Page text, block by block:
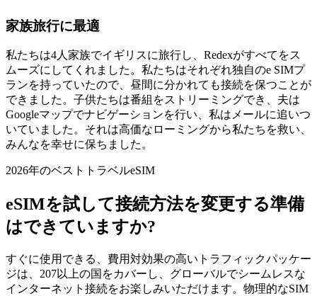
家族旅行に最適
私たちは4人家族でイギリスに旅行し、Redexがすべてをス
ムーズにしてくれました。私たちはそれぞれ独自のe SIMプ
ランを持っていたので、昼間に分かれても接続を保つことが
できました。子供たちは番組をストリーミングでき、夫は
Googleマップでナビゲーションを行い、私はメールに追いつ
いていました。それは高価なローミングから私たちを救い、
みんなを幸せに保ちました。
2026年のベストトラベルeSIM
eSIMを試して接続方法を変更する準備
はできていますか?
すぐに使用できる、費用対効果の高いトラフィックパッケー
ジは、207以上の国をカバーし、グローバルでシームレスな
インターネット接続をお楽しみいただけます。物理的なSIM